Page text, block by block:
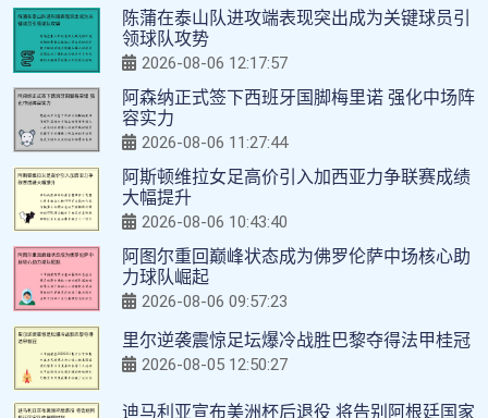
陈蒲在泰山队进攻端表现突出成为关键球员引
领球队攻势
2026-08-06 12:17:57
阿森纳正式签下西班牙国脚梅里诺 强化中场阵
容实力
2026-08-06 11:27:44
阿斯顿维拉女足高价引入加西亚力争联赛成绩
大幅提升
2026-08-06 10:43:40
阿图尔重回巅峰状态成为佛罗伦萨中场核心助
力球队崛起
2026-08-06 09:57:23
里尔逆袭震惊足坛爆冷战胜巴黎夺得法甲桂冠
2026-08-05 12:50:27
迪马利亚宣布美洲杯后退役 将告别阿根廷国家